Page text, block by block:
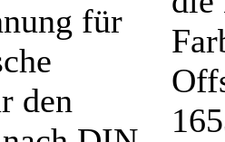
für
den